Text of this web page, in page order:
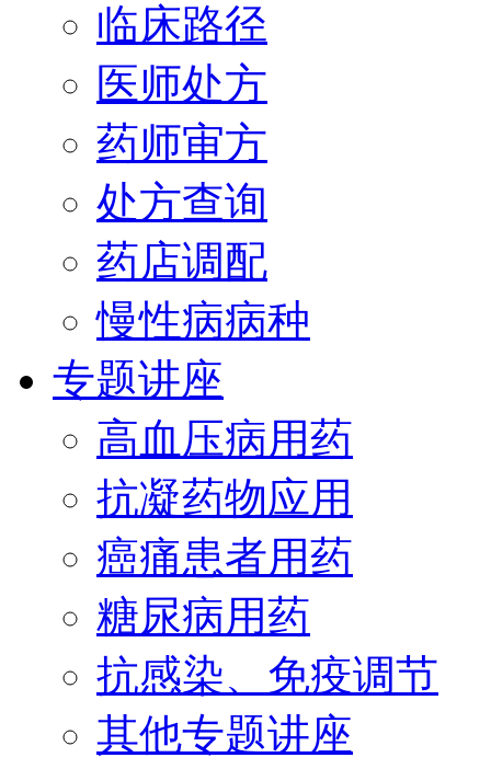
临床路径
医师处方
药师审方
处方查询
药店调配
慢性病病种
专题讲座
高血压病用药
抗凝药物应用
癌痛患者用药
糖尿病用药
抗感染、免疫调节
其他专题讲座